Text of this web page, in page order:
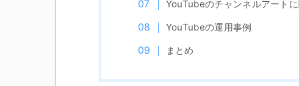
YouTubeのチャンネルアート
YouTubeの運用事例
まとめ